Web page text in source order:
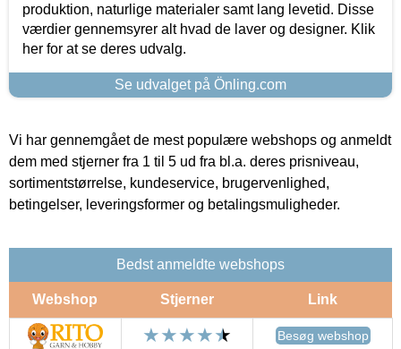
produktion, naturlige materialer samt lang levetid. Disse
værdier gennemsyrer alt hvad de laver og designer. Klik
her for at se deres udvalg.
Se udvalget på Önling.com
Vi har gennemgået de mest populære webshops og anmeldt
dem med stjerner fra 1 til 5 ud fra bl.a. deres prisniveau,
sortimentstørrelse, kundeservice, brugervenlighed,
betingelser, leveringsformer og betalingsmuligheder.
Bedst anmeldte webshops
Webshop Stjerner Link
Besøg webshop